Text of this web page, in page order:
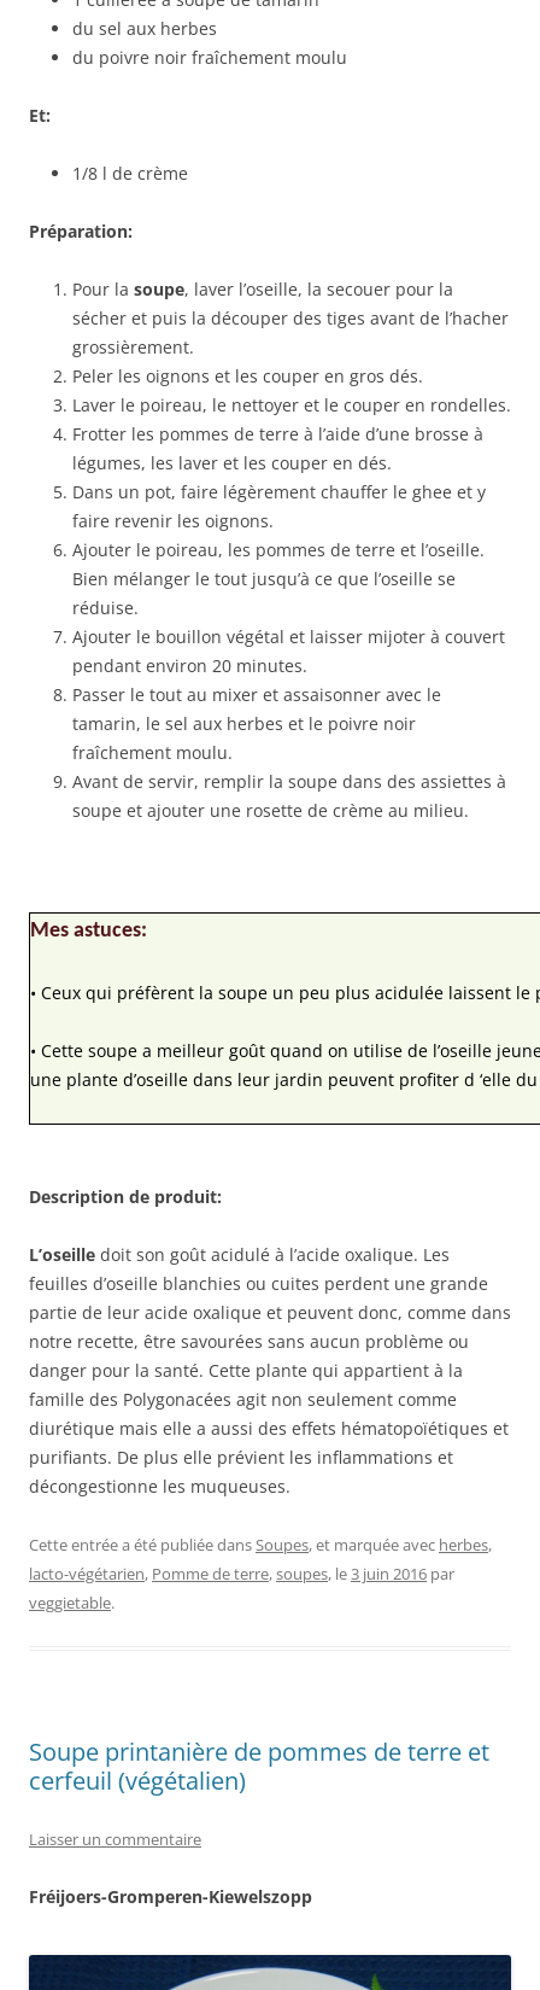
du sel aux herbes
du poivre noir fraîchement moulu
Et:
1/8 l de crème
Préparation:
Pour la soupe, laver l’oseille, la secouer pour la
sécher et puis la découper des tiges avant de l’hacher
grossièrement.
Peler les oignons et les couper en gros dés.
Laver le poireau, le nettoyer et le couper en rondelles.
Frotter les pommes de terre à l’aide d’une brosse à
légumes, les laver et les couper en dés.
Dans un pot, faire légèrement chauffer le ghee et y
faire revenir les oignons.
Ajouter le poireau, les pommes de terre et l’oseille.
Bien mélanger le tout jusqu’à ce que l’oseille se
réduise.
Ajouter le bouillon végétal et laisser mijoter à couvert
pendant environ 20 minutes.
Passer le tout au mixer et assaisonner avec le
tamarin, le sel aux herbes et le poivre noir
fraîchement moulu.
Avant de servir, remplir la soupe dans des assiettes à
soupe et ajouter une rosette de crème au milieu.
Mes astuces:
• Ceux qui préfèrent la soupe un peu plus acidulée laissent le
• Cette soupe a meilleur goût quand on utilise de l’oseille
une plante d’oseille dans leur jardin peuvent profiter d ‘elle
Description de produit:
L’oseille doit son goût acidulé à l’acide oxalique. Les
feuilles d’oseille blanchies ou cuites perdent une grande
partie de leur acide oxalique et peuvent donc, comme dans
notre recette, être savourées sans aucun problème ou
danger pour la santé. Cette plante qui appartient à la
famille des Polygonacées agit non seulement comme
diurétique mais elle a aussi des effets hématopoïétiques et
purifiants. De plus elle prévient les inflammations et
décongestionne les muqueuses.
Cette entrée a été publiée dansSoupes, et marquée avec herbes,
lacto-végétarien, Pomme de terre,soupes, le3 juin 2016 par
veggietable.
Soupe printanière de pommes de terre et
cerfeuil (végétalien)
Laisser un commentaire
Fréijoers-Gromperen-Kiewelszopp